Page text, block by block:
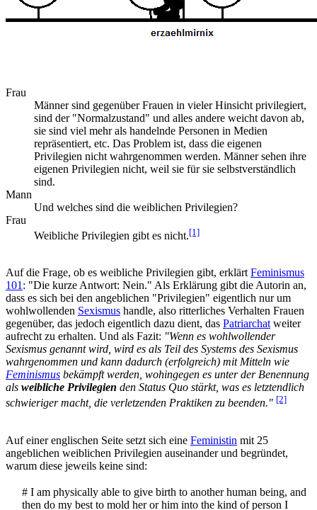
Frau
Männer sind gegenüber Frauen in vieler Hinsicht privilegiert,
sind der "Normalzustand" und alles andere weicht davon ab,
sie sind viel mehr als handelnde Personen in Medien
repräsentiert, etc. Das Problem ist, dass die eigenen
Privilegien nicht wahrgenommen werden. Männer sehen ihre
eigenen Privilegien nicht, weil sie für sie selbstverständlich
sind.
Mann
Und welches sind die weiblichen Privilegien?
Frau
Weibliche Privilegien gibt es nicht.[1]
Auf die Frage, ob es weibliche Privilegien gibt, erklärt Feminismus
101 : "Die kurze Antwort: Nein." Als Erklärung gibt die Autorin an,
dass es sich bei den angeblichen "Privilegien" eigentlich nur um
wohlwollenden Sexismus handle, also ritterliches Verhalten Frauen
gegenüber, das jedoch eigentlich dazu dient, das Patriarchat weiter
aufrecht zu erhalten. Und als Fazit: "Wenn es wohlwollender
Sexismus genannt wird, wird es als Teil des Systems des Sexismus
wahrgenommen und kann dadurch (erfolgreich) mit Mitteln wie
Feminismus bekämpft werden, wohingegen es unter der Benennung
als weibliche Privilegien den Status Quo stärkt, was es letztendlich
schwieriger macht, die verletzenden Praktiken zu beenden." [2]
Auf einer englischen Seite setzt sich eine Feministin mit 25
angeblichen weiblichen Privilegien auseinander und begründet,
warum diese jeweils keine sind:
# I am physically able to give birth to another human being, and
then do my best to mold her or him into the kind of person I